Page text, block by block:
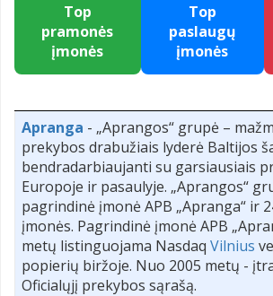
Top
pramonės
įmonės
Top
paslaugų
įmonės
Apranga - „Aprangos“ grupė –
prekybos drabužiais lyderė Baltijos
bendradarbiaujanti su garsiausiais
Europoje ir pasaulyje. „Aprangos“
pagrindinė įmonė APB „Apranga“ ir
įmonės. Pagrindinė įmonė APB
metų listinguojama Nasdaq Vilnius
popierių biržoje. Nuo 2005 metų -
Oficialųjį prekybos sąrašą.